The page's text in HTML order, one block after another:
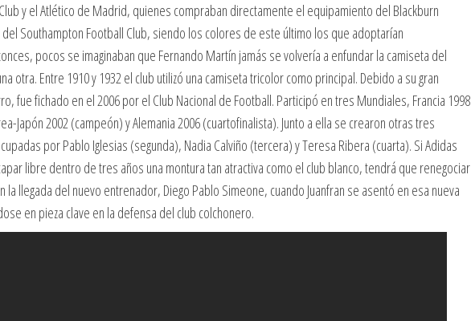
y el Atlético de Madrid, quienes compraban directamente el equipamiento del Blackburn
Southampton Football Club, siendo los colores de este último los que adoptarían
pocos se imaginaban que Fernando Martín jamás se volvería a enfundar la camiseta del
otra. Entre 1910 y 1932 el club utilizó una camiseta tricolor como principal. Debido a su gran
fue fichado en el 2006 por el Club Nacional de Football. Participó en tres Mundiales, Francia 1998
Japón 2002 (campeón) y Alemania 2006 (cuartofinalista). Junto a ella se crearon otras tres
por Pablo Iglesias (segunda), Nadia Calviño (tercera) y Teresa Ribera (cuarta). Si Adidas
libre dentro de tres años una montura tan atractiva como el club blanco, tendrá que renegociar
la llegada del nuevo entrenador, Diego Pablo Simeone, cuando Juanfran se asentó en esa nueva
en pieza clave en la defensa del club colchonero.